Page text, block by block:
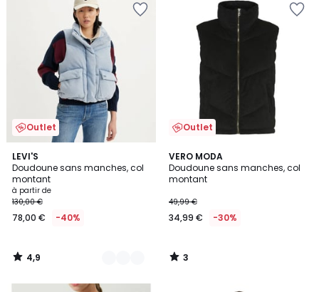
Outlet
LEVI'S
Doudoune sans manches, col
montant
à partir de
130,00 €
78,00 € -40%
4,9
/ 5
3
Couleurs
4,9
/
Outlet
VERO MODA
Doudoune sans manches, col
montant
49,99 €
34,99 € -30%
3
/
5
3
/